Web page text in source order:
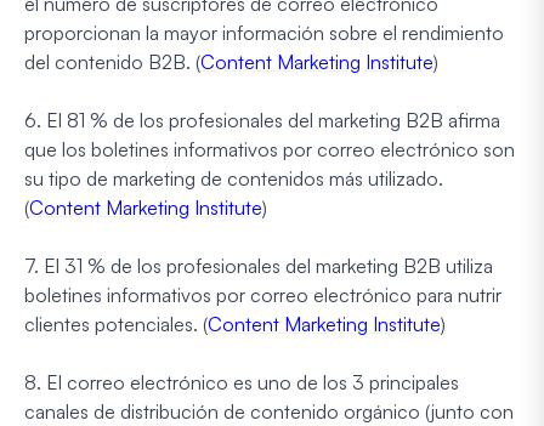
proporcionan la mayor información sobre el rendimiento
del contenido B2B. (Content Marketing Institute)
6. El 81 % de los profesionales del marketing B2B afirma
que los boletines informativos por correo electrónico son
su tipo de marketing de contenidos más utilizado.
(Content Marketing Institute)
7. El 31 % de los profesionales del marketing B2B utiliza
boletines informativos por correo electrónico para nutrir
clientes potenciales. (Content Marketing Institute)
8. El correo electrónico es uno de los 3 principales
canales de distribución de contenido orgánico (junto con